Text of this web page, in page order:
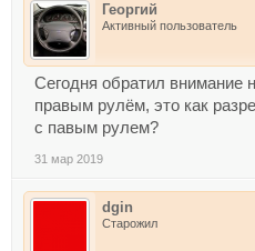
Георгий
Активный пользователь
Сегодня обратил внимание
правым рулём, это как
с павым рулем?
31 мар 2019
dgin
Старожил